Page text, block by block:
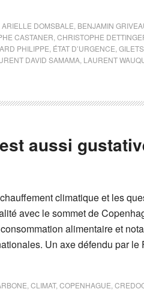
ARIELLE DOMSBALE BENJAMIN
CASTANER CHRISTOPHE
PHILIPPE ÉTAT D’URGENCE
DAVID SAMAMA LAURENT
aussi
climatique et les
avec le sommet de
alimentaire et
Un axe défendu par
CLIMAT, COPENHAGUE